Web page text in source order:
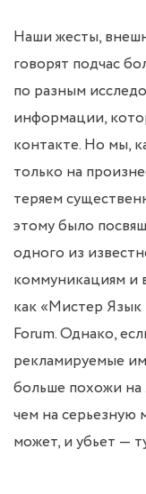
Наши жесты,
говорят подчас
по разным
информации,
контакте. Но мы,
только на
теряем
этому было
одного из
коммуникациям и
как «Мистер
Forum. Однако,
рекламируемые
больше похожи на
чем на серьезную
может, и убьет —